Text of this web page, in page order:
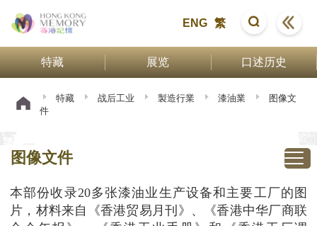
ENG 繁
特藏 展览 口述历史
特藏 战后工业 製造行業 漆油業
图像文
件
图像文件
本部份收录20多张漆油业生产设备和主要工厂的图
片，材料来自《香港贸易月刊》、《香港中华厂商联